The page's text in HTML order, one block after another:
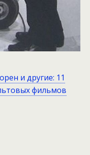
и другие: 11
фильмов